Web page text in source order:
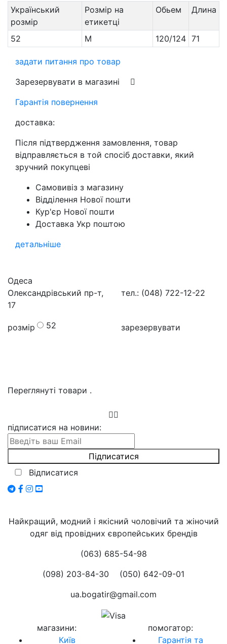
Український
розмір
Розмір на
етикетці
Обьем Длина
52 M 120/124 71
задати питання про товар
Зарезервувати в магазині
Гарантія повернення
доставка:
Після підтвердження замовлення, товар
відправляється в той спосіб доставки, який
зручний покупцеві
Самовивіз з магазину
Відділення Нової пошти
Кур'єр Нової пошти
Доставка Укр поштою
детальніше
Одеса
Олександрівський пр-т,
17
тел.: (048) 722-12-22
розмір 52 зарезервувати
Переглянуті товари .
підписатися на новини:
Відписатися
Найкращий, модний і якісний чоловічий та жіночий
одяг від провідних європейських брендів
(063) 685-54-98
(098) 203-84-30
(050) 642-09-01
ua.bogatir@gmail.com
магазини:
Київ
помогатор:
Гарантія та